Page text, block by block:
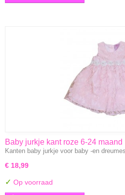
Baby jurkje kant roze 6-24 maand
Kanten baby jurkje voor baby -en
€ 18,99
✓ Op voorraad